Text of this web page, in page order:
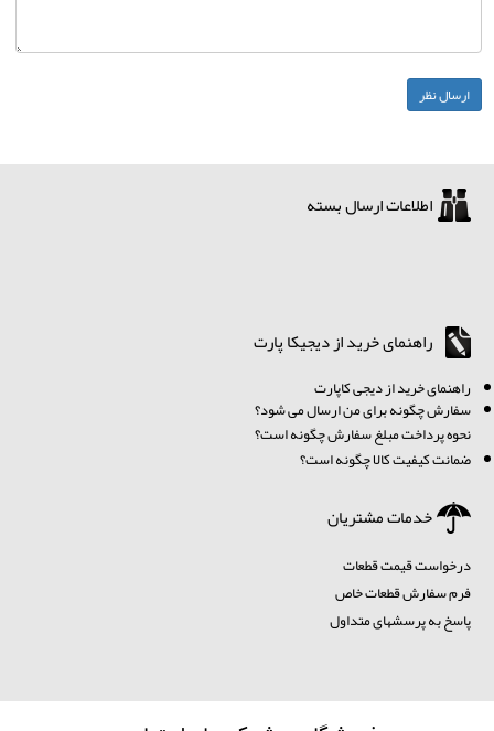
اطلاعات ارسال بسته
راهنمای خرید از دیجیکا پارت
راهنمای خرید از دیجی کاپارت
سفارش چگونه برای من ارسال می شود؟
نحوه پرداخت مبلغ سفارش چگونه است؟
ضمانت کیفیت کالا چگونه است؟
خدمات مشتریان
درخواست قیمت قطعات
فرم سفارش قطعات خاص
پاسخ به پرسشهای متداول